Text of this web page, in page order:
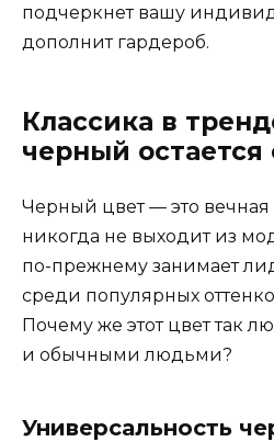
подчеркнет вашу
дополнит гардероб.
Классика в
черный
Черный цвет — это вечная
никогда не выходит из
по-прежнему занимает
среди популярных
Почему же этот цвет так
и обычными людьми?
Универсальность